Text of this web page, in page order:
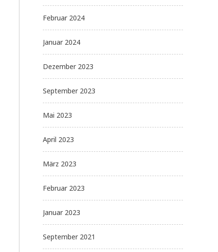
Februar 2024
Januar 2024
Dezember 2023
September 2023
Mai 2023
April 2023
März 2023
Februar 2023
Januar 2023
September 2021